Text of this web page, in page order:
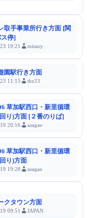
取手事業所行き方面 [関
停]
19:21 mitany
園駅行き方面
11:15 thz33
草加駅西口・新里循環
り)方面 [２番のりば]
20:16 asagao
草加駅西口・新里循環
り)方面
19:28 asagao
クタウン方面
09:51 JAPAN